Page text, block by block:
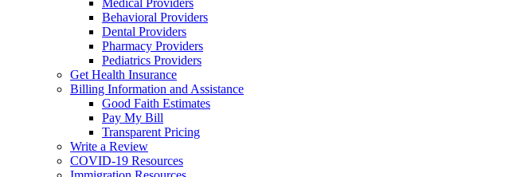
Medical Providers
Behavioral Providers
Dental Providers
Pharmacy Providers
Pediatrics Providers
Get Health Insurance
Billing Information and Assistance
Good Faith Estimates
Pay My Bill
Transparent Pricing
Write a Review
COVID-19 Resources